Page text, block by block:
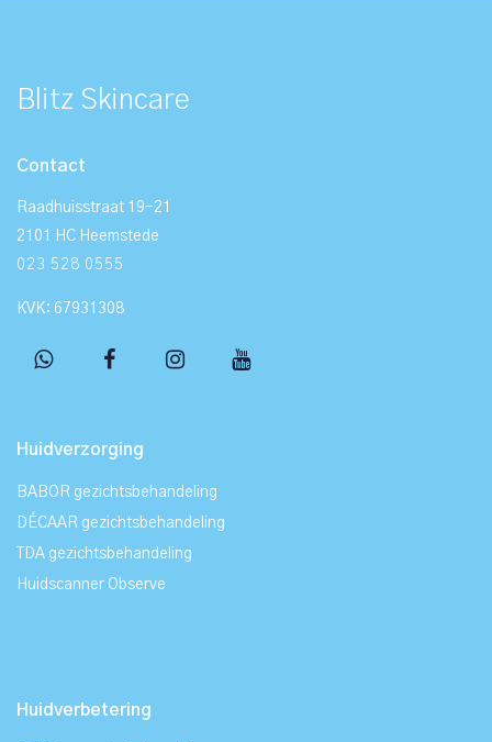
Blitz Skincare
Contact
Raadhuisstraat 19-21
2101 HC Heemstede
023 528 0555
KVK: 67931308
Huidverzorging
BABOR gezichtsbehandeling
DÉCAAR gezichtsbehandeling
TDA gezichtsbehandeling
Huidscanner Observe
Huidverbetering